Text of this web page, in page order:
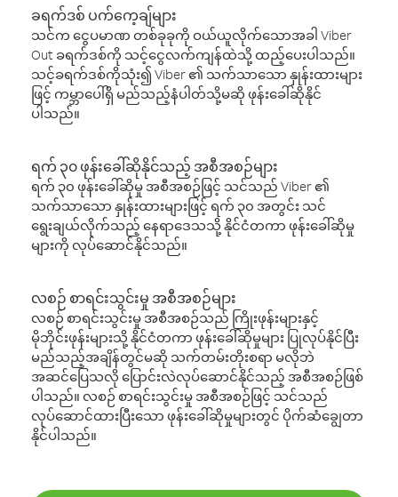
ခရက်ဒစ် ပက်ကေ့ချ်များ
သင်က ငွေပမာဏ တစ်ခုခုကို ဝယ်ယူလိုက်သောအခါ Viber
Out ခရက်ဒစ်ကို သင့်ငွေလက်ကျန်ထဲသို့ ထည့်ပေးပါသည်။
သင့်ခရက်ဒစ်ကိုသုံး၍ Viber ၏ သက်သာသော နှုန်းထားများ
ဖြင့် ကမ္ဘာပေါ်ရှိ မည်သည့်နံပါတ်သို့မဆို ဖုန်းခေါ်ဆိုနိုင်
ပါသည်။
ရက် ၃၀ ဖုန်းခေါ်ဆိုနိုင်သည့် အစီအစဉ်များ
ရက် ၃၀ ဖုန်းခေါ်ဆိုမှု အစီအစဉ်ဖြင့် သင်သည် Viber ၏
သက်သာသော နှုန်းထားများဖြင့် ရက် ၃၀ အတွင်း သင်
ရွေးချယ်လိုက်သည့် နေရာဒေသသို့ နိုင်ငံတကာ ဖုန်းခေါ်ဆိုမှု
များကို လုပ်ဆောင်နိုင်သည်။
လစဉ် စာရင်းသွင်းမှု အစီအစဉ်များ
လစဉ် စာရင်းသွင်းမှု အစီအစဉ်သည် ကြိုးဖုန်းများနှင့်
မိုဘိုင်းဖုန်းများသို့ နိုင်ငံတကာ ဖုန်းခေါ်ဆိုမှုများ ပြုလုပ်နိုင်ပြီး
မည်သည့်အချိန်တွင်မဆို သက်တမ်းတိုးစရာ မလိုဘဲ
အဆင်ပြေသလို ပြောင်းလဲလုပ်ဆောင်နိုင်သည့် အစီအစဉ်ဖြစ်
ပါသည်။ လစဉ် စာရင်းသွင်းမှု အစီအစဉ်ဖြင့် သင်သည်
လုပ်ဆောင်ထားပြီးသော ဖုန်းခေါ်ဆိုမှုများတွင် ပိုက်ဆံချွေတာ
နိုင်ပါသည်။